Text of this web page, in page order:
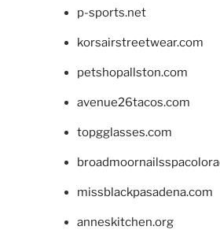
p-sports.net
korsairstreetwear.com
petshopallston.com
avenue26tacos.com
topgglasses.com
missblackpasadena.com
anneskitchen.org